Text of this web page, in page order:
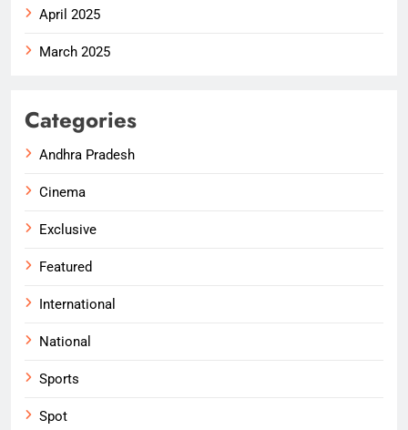
April 2025
March 2025
Categories
Andhra Pradesh
Cinema
Exclusive
Featured
International
National
Sports
Spot